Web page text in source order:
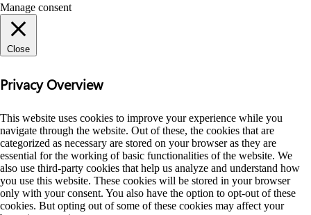
Manage consent
Close
Privacy Overview
This website uses cookies to improve your experience while you
navigate through the website. Out of these, the cookies that are
categorized as necessary are stored on your browser as they are
essential for the working of basic functionalities of the website. We
also use third-party cookies that help us analyze and understand how
you use this website. These cookies will be stored in your browser
only with your consent. You also have the option to opt-out of these
cookies. But opting out of some of these cookies may affect your